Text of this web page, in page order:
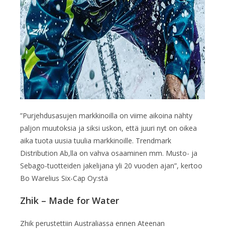
”Purjehdusasujen markkinoilla on viime aikoina nähty
paljon muutoksia ja siksi uskon, että juuri nyt on oikea
aika tuota uusia tuulia markkinoille. Trendmark
Distribution Ab,lla on vahva osaaminen mm. Musto- ja
Sebago-tuotteiden jakelijana yli 20 vuoden ajan”, kertoo
Bo Warelius Six-Cap Oy:stä
Zhik – Made for Water
Zhik perustettiin Australiassa ennen Ateenan